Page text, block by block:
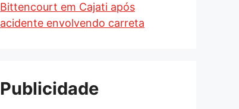
Bittencourt em Cajati após
acidente envolvendo carreta
Publicidade